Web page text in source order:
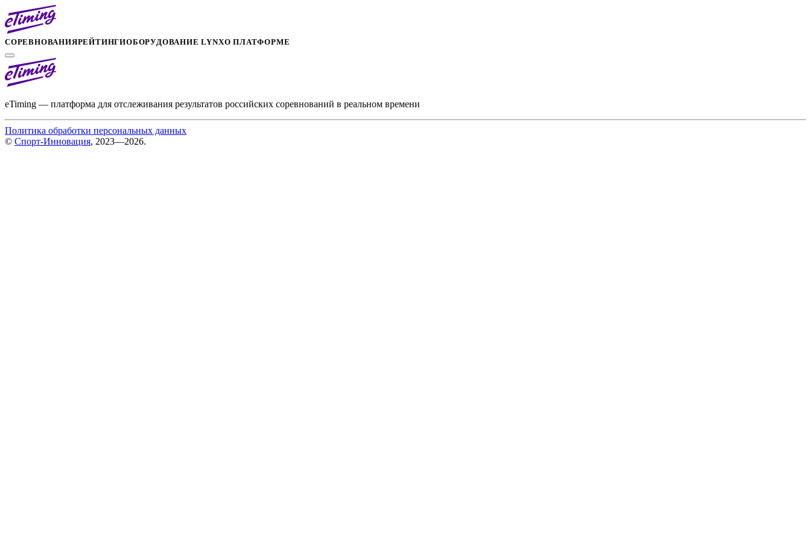
СОРЕВНОВАНИЯРЕЙТИНГИОБОРУДОВАНИЕ LYNXО ПЛАТФОРМЕ
eTiming — платформа для отслеживания результатов российских соревнований в реальном времени
Политика обработки персональных данных
© Спорт-Инновация, 2023—2026.